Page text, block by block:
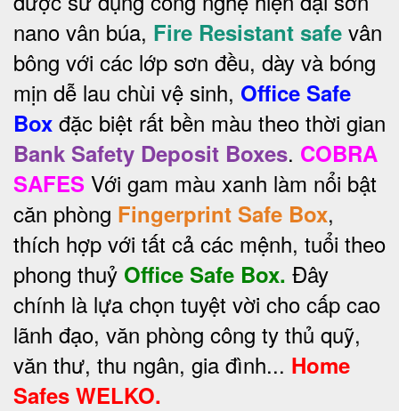
nano vân búa, Fire Resistant safe vân
bông với các lớp sơn đều, dày và bóng
mịn dễ lau chùi vệ sinh, Office Safe
Box đặc biệt rất bền màu theo thời gian
Bank Safety Deposit Boxes. COBRA
SAFES Với gam màu xanh làm nổi bật
căn phòng Fingerprint Safe Box,
thích hợp với tất cả các mệnh, tuổi theo
phong thuỷ Office Safe Box. Đây
chính là lựa chọn tuyệt vời cho cấp cao
lãnh đạo, văn phòng công ty thủ quỹ,
văn thư, thu ngân, gia đình... Home
Safes WELKO.